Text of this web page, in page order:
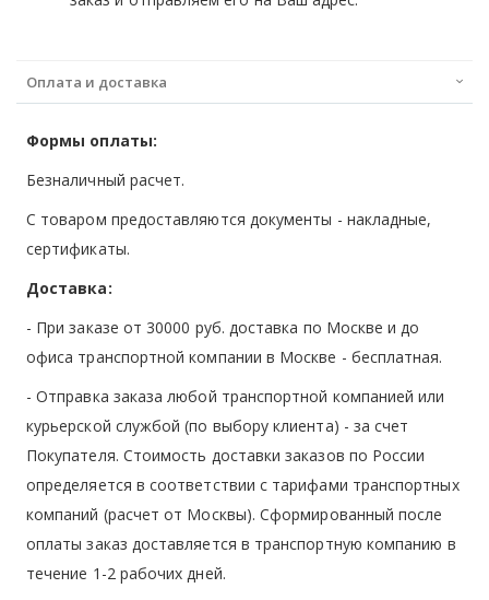
Оплата и доставка
Формы оплаты:
Безналичный расчет.
С товаром предоставляются документы - накладные,
сертификаты.
Доставка:
- При заказе от 30000 руб. доставка по Москве и до
офиса транспортной компании в Москве - бесплатная.
- Отправка заказа любой транспортной компанией или
курьерской службой (по выбору клиента) - за счет
Покупателя. Стоимость доставки заказов по России
определяется в соответствии с тарифами транспортных
компаний (расчет от Москвы). Сформированный после
оплаты заказ доставляется в транспортную компанию в
течение 1-2 рабочих дней.